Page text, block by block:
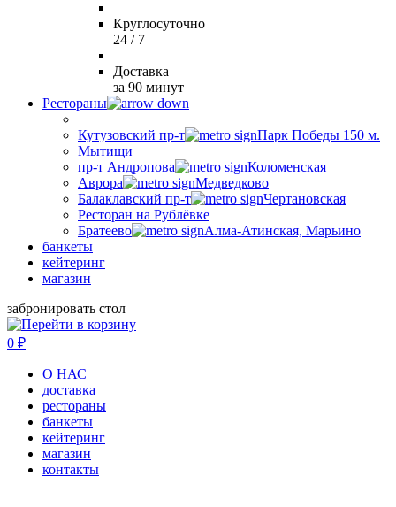
Круглосуточно
24 / 7
Доставка
за 90 минут
Рестораны
Кутузовский пр-т
Парк Победы 150 м.
Мытищи
пр-т Андропова
Коломенская
Аврора
Медведково
Балаклавский пр-т
Чертановская
Ресторан на Рублёвке
Братеево
Алма-Атинская, Марьино
банкеты
кейтеринг
магазин
забронировать стол
0 ₽
О НАС
доставка
рестораны
банкеты
кейтеринг
магазин
контакты